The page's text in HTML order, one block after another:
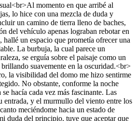
momento en que arribé al
lo hice con una mezcla de duda y
un camino de tierra lleno de baches,
del vehículo apenas lograban rebotar en
hallé un espacio que prometía ofrecer una
La burbuja, la cual parece un
se erguía sobre el paisaje como un
suavemente en la oscuridad.<br>
la visibilidad del domo me hizo sentirme
No obstante, conforme la noche
hacía cada vez más fascinante. Las
entrada, y el murmullo del viento entre los
meciéndome hacia un estado de
duda del principio, tuve que aceptar que